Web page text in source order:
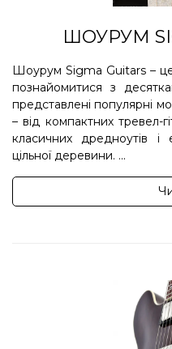
ШОУРУМ
Шоурум Sigma Guitars –
познайомитися з
представлені популярні
– від компактних тревел-
класичних дредноутів і
цільної деревини. ...